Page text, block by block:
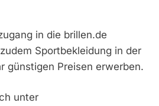
in die brillen.de
Sportbekleidung in der
günstigen Preisen erwerben.
unter